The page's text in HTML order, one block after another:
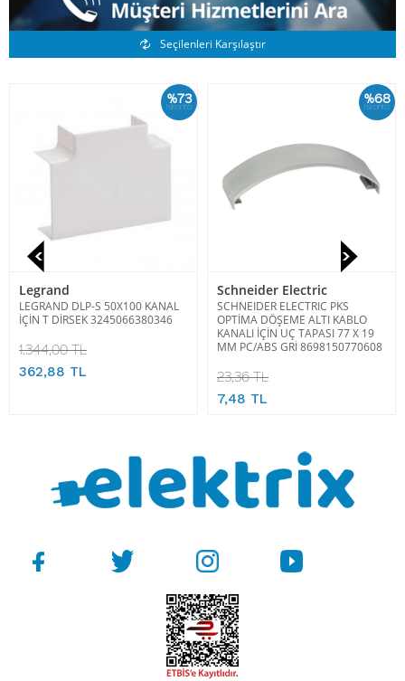
Benzer Ürünler
Seçilenleri Karşılaştır
%73
İskonto
Legrand
LEGRAND DLP-S 50X100 KANAL
İÇİN T DİRSEK 3245066380346
1.344,00 TL
362,88 TL
%68
İskonto
Schneider Electric
SCHNEIDER ELECTRIC PKS
OPTİMA DÖŞEME ALTI KABLO
KANALI İÇİN UÇ TAPASI 77 X 19
MM PC/ABS GRİ 8698150770608
23,36 TL
7,48 TL